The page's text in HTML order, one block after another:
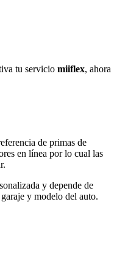
tu servicio miiflex, ahora
de primas de
en línea por lo cual las
y depende de
y modelo del auto.